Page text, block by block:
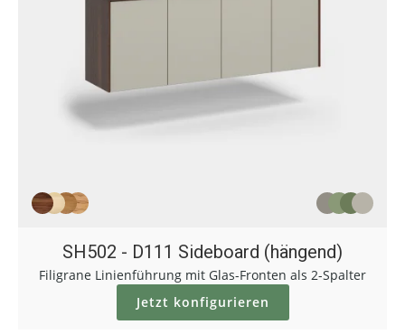
SH502 - D111 Sideboard (hängend)
Filigrane Linienführung mit Glas-Fronten als 2-Spalter
Jetzt konfigurieren